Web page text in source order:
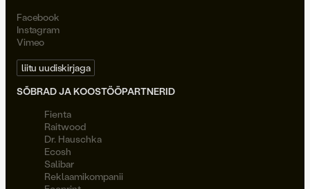
Facebook
Instagram
Vimeo
liitu uudiskirjaga
SÕBRAD JA KOOSTÖÖPARTNERID
Fienta
Raitwood
Dr. Hauschka
Ecosh
Salibar
Reklaamikompanii